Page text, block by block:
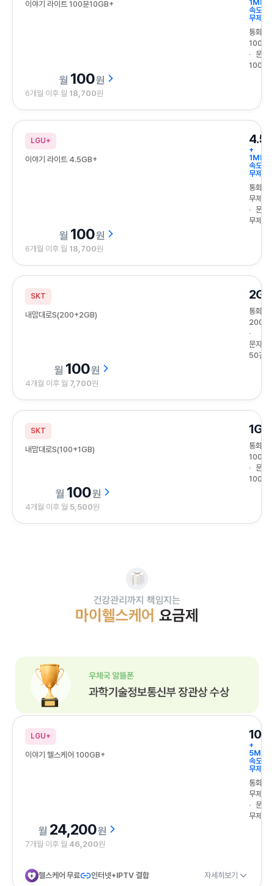
이야기 라이트 100분10GB+
1Mbps
속도
무제한
통화
100분
문자
100건
100원
6개월 이후 월 18,700원
LGU+
이야기 라이트 4.5GB+
+
1Mbps
속도
무제한
통화
무제한
문자
무제한
100원
6개월 이후 월 18,700원
SKT
내맘대로S(200+2GB)
2GB
통화
200분
문자
50건
100원
4개월 이후 월 7,700원
SKT
내맘대로S(100+1GB)
1GB
통화
100분
문자
100건
100원
4개월 이후 월 5,500원
건강관리까지 책임지는 마이 헬스케어 요금제
우체국 알뜰폰 과학기술정보통신부 장관상 수상
LGU+
이야기 헬스케어 100GB+
+
속도
무제한
통화
무제한
문자
무제한
24,200원
7개월 이후 월 46,200원
헬스케어 무료 인터넷+IPTV 결합 자세히보기